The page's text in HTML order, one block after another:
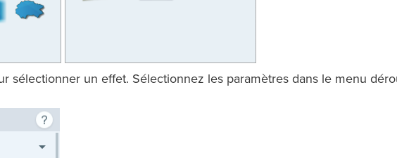
sélectionner un effet. Sélectionnez les paramètres dans le menu